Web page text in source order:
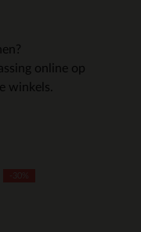
online op
winkels.